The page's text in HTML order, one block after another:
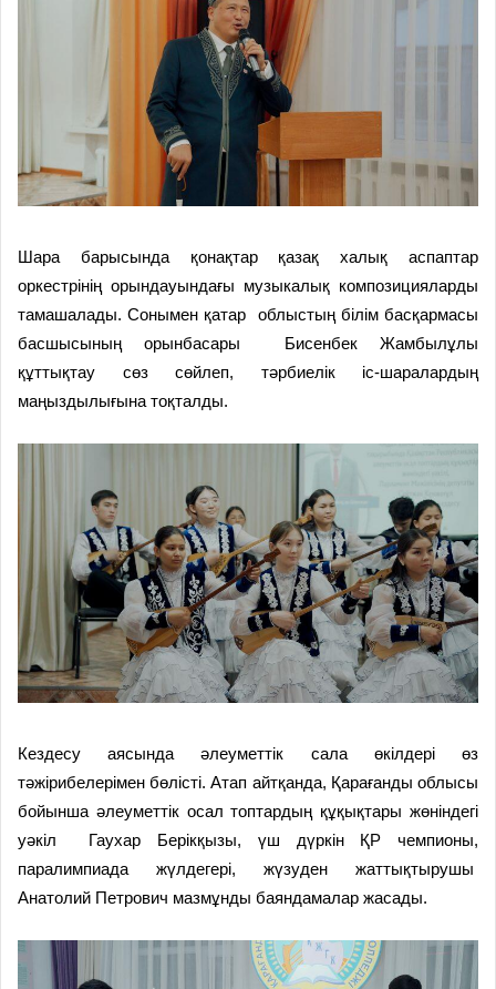
Шара барысында қонақтар қазақ халық аспаптар
оркестрінің орындауындағы музыкалық композицияларды
тамашалады. Сонымен қатар облыстың білім басқармасы
басшысының орынбасары Бисенбек Жамбылұлы
құттықтау сөз сөйлеп, тәрбиелік іс-шаралардың
маңыздылығына тоқталды.
Кездесу аясында әлеуметтік сала өкілдері өз
тәжірибелерімен бөлісті. Атап айтқанда, Қарағанды облысы
бойынша әлеуметтік осал топтардың құқықтары жөніндегі
уәкіл Гаухар Берікқызы, үш дүркін ҚР чемпионы,
паралимпиада жүлдегері, жүзуден жаттықтырушы
Анатолий Петрович мазмұнды баяндамалар жасады.